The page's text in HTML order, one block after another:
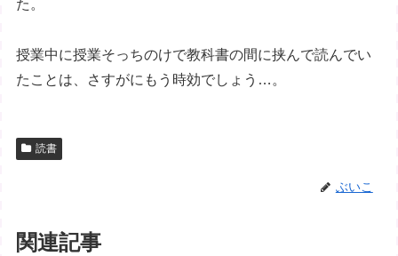
た。
授業中に授業そっちのけで教科書の間に挟んで読んでい
たことは、さすがにもう時効でしょう…。
読書
ぶいこ
関連記事